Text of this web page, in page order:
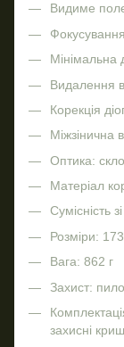
Видиме
Мінімальна
Видалення
Корекція
Міжзінична
Оптика:
Матеріал
Сумісність
Розміри:
Вага: 862 г
Захист:
захисні